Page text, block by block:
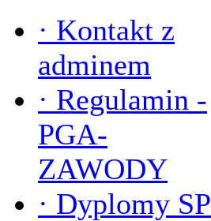
· Kontakt z
adminem
· Regulamin -
PGA-
ZAWODY
· Dyplomy SP